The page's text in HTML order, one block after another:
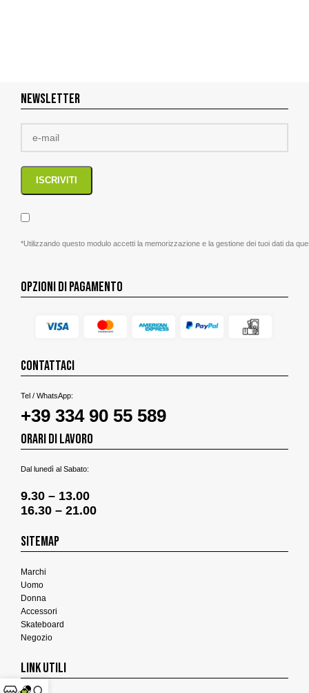
NEWSLETTER
*Utilizzando questo modulo accetti la memorizzazione e la gestione dei tuoi dati da
OPZIONI DI PAGAMENTO
CONTATTACI
Tel / WhatsApp:
+39 334 90 55 589
ORARI DI LAVORO
Dal lunedì al Sabato:
9.30 – 13.00
16.30 – 21.00
SITEMAP
Marchi
Uomo
Donna
Accessori
Skateboard
Negozio
LINK UTILI